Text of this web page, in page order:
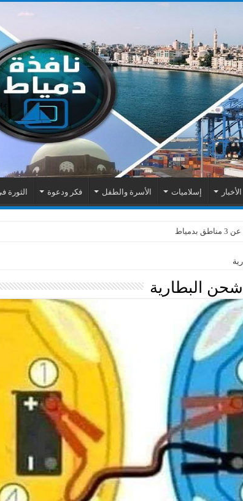
الأخبار إسلاميات الأسرة والطفل فكر ودعوة الثورة
شحن البطارية